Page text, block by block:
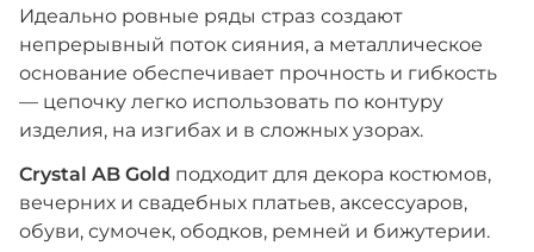
Идеально ровные ряды страз создают
непрерывный поток сияния, а металлическое
основание обеспечивает прочность и гибкость
— цепочку легко использовать по контуру
изделия, на изгибах и в сложных узорах.
Crystal AB Gold подходит для декора костюмов,
вечерних и свадебных платьев, аксессуаров,
обуви, сумочек, ободков, ремней и бижутерии.